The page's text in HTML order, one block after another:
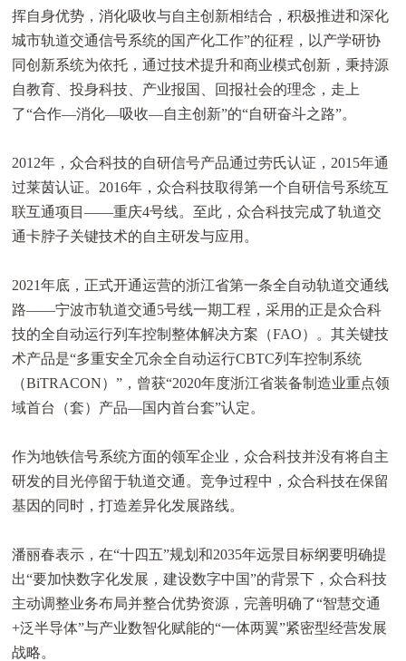
挥自身优势，消化吸收与自主创新相结合，积极推进和深化
城市轨道交通信号系统的国产化工作”的征程，以产学研协
同创新系统为依托，通过技术提升和商业模式创新，秉持源
自教育、投身科技、产业报国、回报社会的理念，走上
了“合作—消化—吸收—自主创新”的“自研奋斗之路”。
2012年，众合科技的自研信号产品通过劳氏认证，2015年通
过莱茵认证。2016年，众合科技取得第一个自研信号系统互
联互通项目——重庆4号线。至此，众合科技完成了轨道交
通卡脖子关键技术的自主研发与应用。
2021年底，正式开通运营的浙江省第一条全自动轨道交通线
路——宁波市轨道交通5号线一期工程，采用的正是众合科
技的全自动运行列车控制整体解决方案（FAO）。其关键技
术产品是“多重安全冗余全自动运行CBTC列车控制系统
（BiTRACON）”，曾获“2020年度浙江省装备制造业重点领
域首台（套）产品—国内首台套”认定。
作为地铁信号系统方面的领军企业，众合科技并没有将自主
研发的目光停留于轨道交通。竞争过程中，众合科技在保留
基因的同时，打造差异化发展路线。
潘丽春表示，在“十四五”规划和2035年远景目标纲要明确提
出“要加快数字化发展，建设数字中国”的背景下，众合科技
主动调整业务布局并整合优势资源，完善明确了“智慧交通
+泛半导体”与产业数智化赋能的“一体两翼”紧密型经营发展
战略。